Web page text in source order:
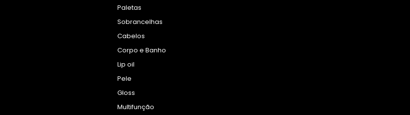
Paletas
Sobrancelhas
Cabelos
Corpo e Banho
Lip oil
Pele
Gloss
Multifunção